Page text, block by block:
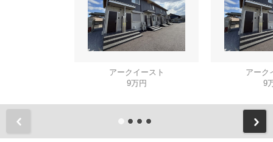
アークイースト
9万円
アーク
9